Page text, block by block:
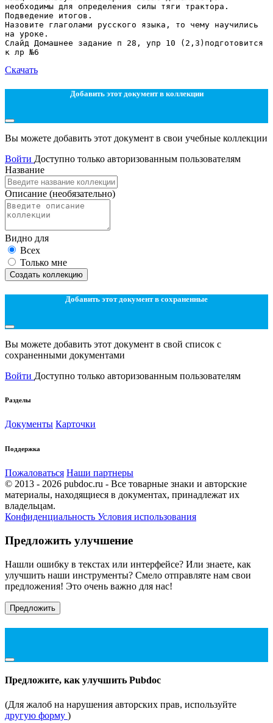
необходимы для определения силы тяги трактора.
Подведение итогов.
Назовите глаголами русского языка, то чему научились
на уроке.
Слайд Домашнее задание п 28, упр 10 (2,3)подготовится
Скачать
Добавить этот документ в коллекции
Вы можете добавить этот документ в свои учебные коллекции
Войти Доступно только авторизованным пользователям
Название
Описание (необязательно)
Видно для
Всех
Только мне
Создать коллекцию
Добавить этот документ в сохраненные
Вы можете добавить этот документ в свой список с
сохраненными документами
Войти Доступно только авторизованным пользователям
Разделы
Документы Карточки
Поддержка
Пожаловаться Наши партнеры
© 2013 - 2026 pubdoc.ru - Все товарные знаки и авторские
материалы, находящиеся в документах, принадлежат их
владельцам.
Конфиденциальность Условия использования
Предложить улучшение
Нашли ошибку в текстах или интерфейсе? Или знаете, как
улучшить наши инструменты? Смело отправляте нам свои
предложения! Это очень важно для нас!
Предложить
Предложите, как улучшить Pubdoc
(Для жалоб на нарушения авторских прав, используйте
другую форму )